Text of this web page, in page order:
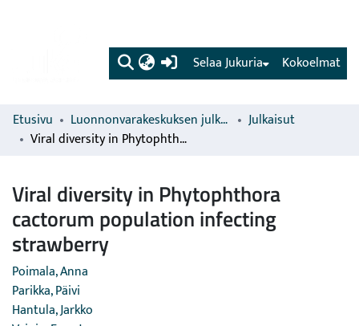
(current) Kokoelmat
Selaa Jukuria
Etusivu Luonnonvarakeskuksen julkaisut
Julkaisut
Viral diversity in Phytophthora cactorum population infecting strawberry
Viral diversity in Phytophthora
cactorum population infecting
strawberry
Poimala, Anna
Parikka, Päivi
Hantula, Jarkko